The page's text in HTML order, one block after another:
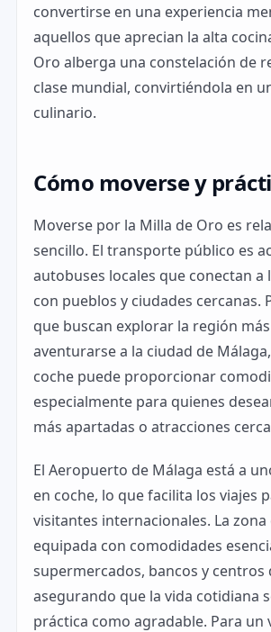
convertirse en una experiencia
aquellos que aprecian la alta
Oro alberga una constelación de
clase mundial, convirtiéndola en
culinario.
Cómo moverse y
Moverse por la Milla de Oro es
sencillo. El transporte público es
autobuses locales que conectan a
con pueblos y ciudades cercanas.
que buscan explorar la región
aventurarse a la ciudad de
coche puede proporcionar
especialmente para quienes
más apartadas o atracciones
El Aeropuerto de Málaga está a
en coche, lo que facilita los viajes
visitantes internacionales. La zona
equipada con comodidades
supermercados, bancos y centros
asegurando que la vida cotidiana
práctica como agradable. Para un